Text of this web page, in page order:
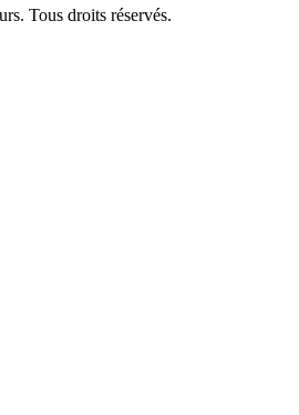
Tous droits réservés.